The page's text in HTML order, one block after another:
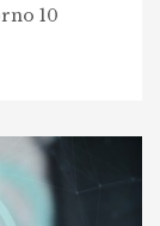
10